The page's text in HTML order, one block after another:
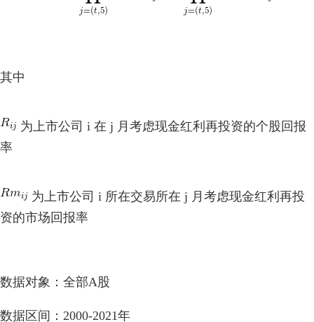
其中
为上市公司 i 在 j 月考虑现金红利再投资的个股回报
率
为上市公司 i 所在交易所在 j 月考虑现金红利再投
资的市场回报率
数据对象：全部A股
数据区间：2000-2021年